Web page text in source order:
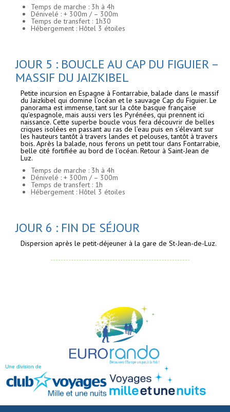
Temps de marche : 3h à 4h
Dénivelé : + 300m / – 300m
Temps de transfert : 1h30
Hébergement : Hôtel 3 étoiles
JOUR 5 : BOUCLE AU CAP DU FIGUIER –
MASSIF DU JAIZKIBEL
Petite incursion en Espagne à Fontarrabie, balade dans le massif
du Jaizkibel qui domine l’océan et le sauvage Cap du Figuier. Le
panorama est immense, tant sur la côte basque française
qu’espagnole, mais aussi vers les Pyrénées, qui prennent ici
naissance. Cette superbe boucle vous fera découvrir de belles
criques isolées en passant au ras de l’eau puis en s’élevant sur
les hauteurs tantôt à travers landes et pelouses, tantôt à travers
bois. Après la balade, nous ferons un petit tour dans Fontarrabie,
belle cité fortifiée au bord de l’océan. Retour à Saint-Jean de
Luz.
Temps de marche : 3h à 4h
Dénivelé : + 300m / – 300m
Temps de transfert : 1h
Hébergement : Hôtel 3 étoiles
JOUR 6 : FIN DE SÉJOUR
Dispersion après le petit-déjeuner à la gare de St-Jean-de-Luz.
Une division de